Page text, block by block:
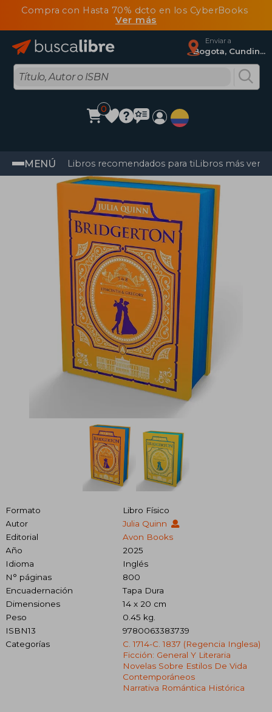
Compra con Hasta 70% dcto en los CyberBooks
Ver más
Enviar a
Bogota, Cundinamarca
0
MENÚ Libros recomendados para tiLibros más
Formato
Libro Físico
Autor
Julia Quinn
Editorial
Avon Books
Año
2025
Idioma
Inglés
N° páginas
800
Encuadernación
Tapa Dura
Dimensiones
14 x 20 cm
Peso
0.45 kg.
ISBN13
9780063383739
Categorías
C. 1714-C. 1837 (regencia Inglesa)
Ficción: General Y Literaria
Novelas Sobre Estilos De Vida
Contemporáneos
Narrativa Romántica Histórica